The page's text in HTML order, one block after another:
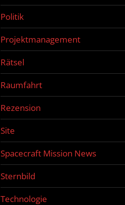
Politik
Projektmanagement
Rätsel
Raumfahrt
Rezension
Site
Spacecraft Mission News
Sternbild
Technologie